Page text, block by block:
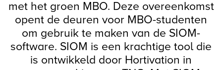
met het groen MBO. Deze overeenkomst
opent de deuren voor MBO-studenten
om gebruik te maken van de SIOM-
software. SIOM is een krachtige tool die
is ontwikkeld door Hortivation in